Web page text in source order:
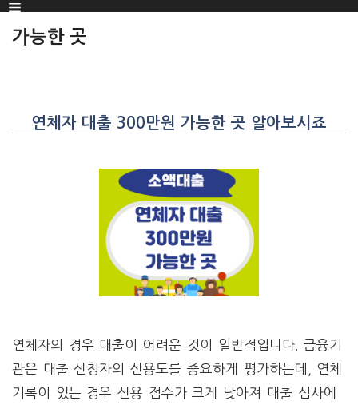
SKIP
TO
Menu
가능한 곳
연체자 대출 300만원 가능한 곳 알아보시죠
연체자의 경우 대출이 어려운 것이 일반적입니다. 금융기
관은 대출 신청자의 신용도를 중요하게 평가하는데, 연체
기록이 있는 경우 신용 점수가 크게 낮아져 대출 심사에